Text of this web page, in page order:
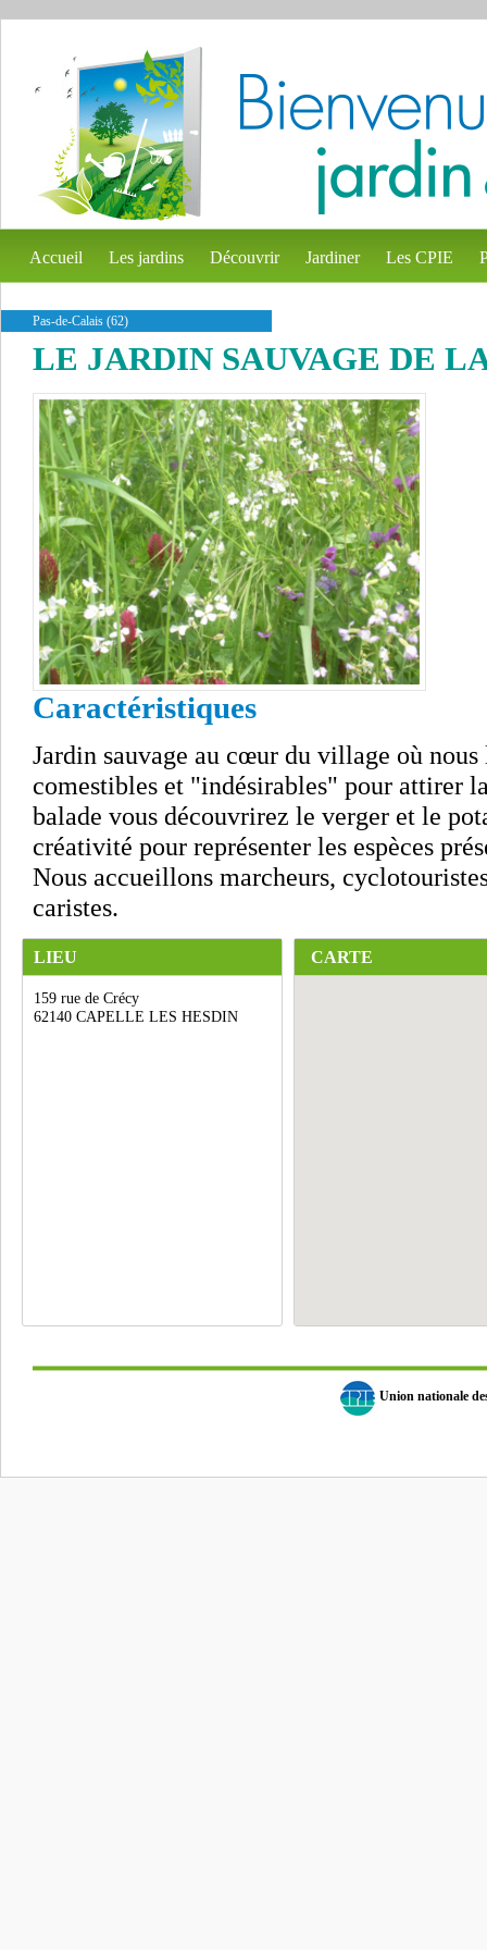
Accueil Les jardins Découvrir Jardiner Les CPIE
Pas-de-Calais (62)
LE JARDIN SAUVAGE DE
Caractéristiques
Jardin sauvage au cœur du village où nous
comestibles et "indésirables" pour attirer
balade vous découvrirez le verger et le
créativité pour représenter les espèces
Nous accueillons marcheurs,
caristes.
LIEU
159 rue de Crécy
62140 CAPELLE LES HESDIN
CARTE
Union nationale